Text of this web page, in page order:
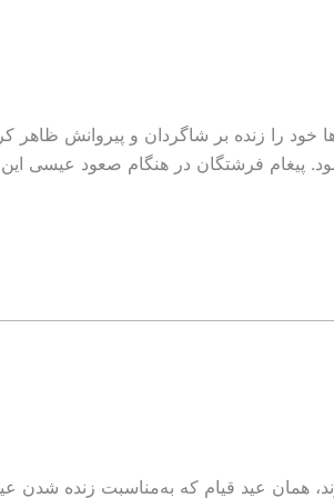
را زنده بر شاگردان و پيروانش ظاهر
پيغام فرشتگان در هنگام صعود عيسی
همان عید قیام که به‌مناسبت زنده